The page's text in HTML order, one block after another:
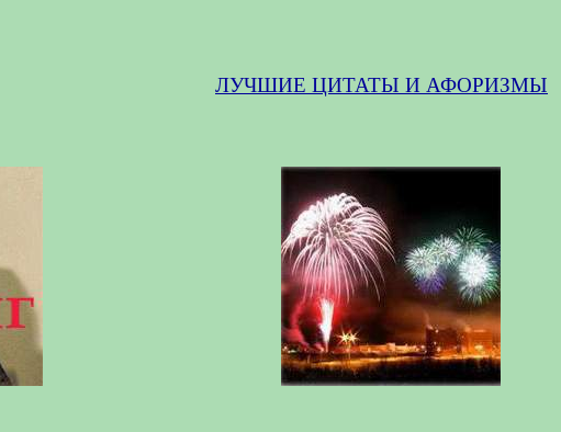
ЛУЧШИЕ ЦИТАТЫ И АФОРИЗМЫ